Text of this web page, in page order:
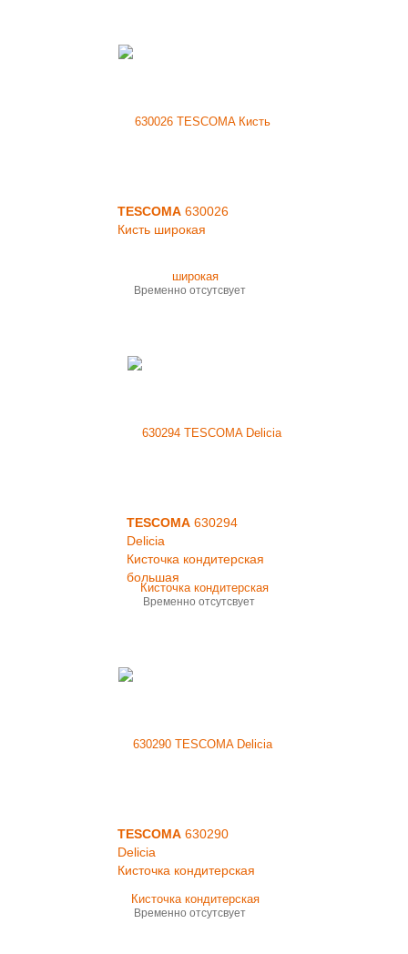
TESCOMA 630026
Кисть широкая
Временно отсутсвует
TESCOMA 630294
Delicia
Кисточка кондитерская
большая
Временно отсутсвует
TESCOMA 630290
Delicia
Кисточка кондитерская
Временно отсутсвует